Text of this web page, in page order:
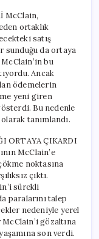
McClain,
ortaklık
satış
sunduğu da ortaya
McClain’in bu
Ancak
ödemelerin
yeni giren
Bu nedenle
tanımlandı.
ORTAYA ÇIKARDI
McClain’e
noktasına
çıktı.
sürekli
paralarını talep
nedeniyle yerel
gözaltına
son verdi.